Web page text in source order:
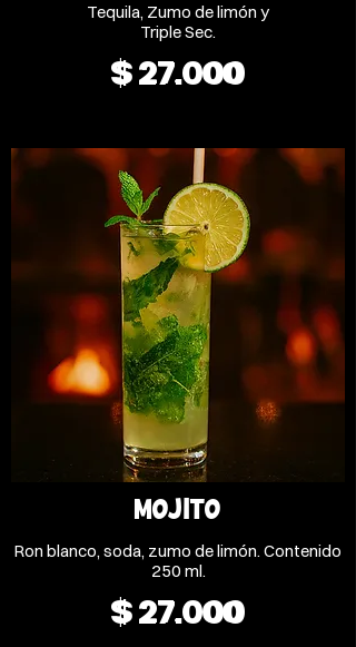
Tequila, Zumo de limón y
Triple Sec.
$ 27.000
MOJITO
Ron blanco, soda, zumo de limón. Contenido
250 ml.
$ 27.000
$ 27.000
$ 27.000